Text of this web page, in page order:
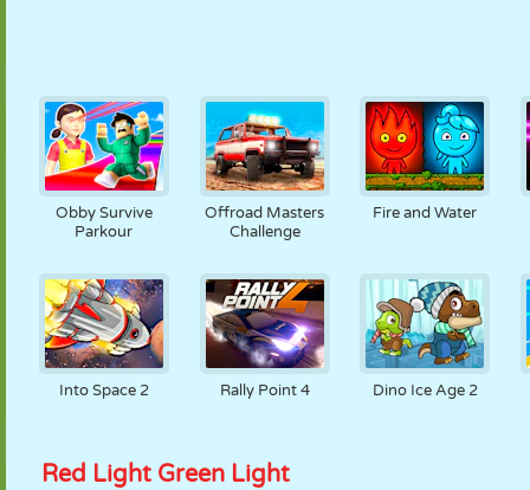
Obby Survive
Parkour
Offroad Masters
Challenge
Fire and Water
Into Space 2 Rally Point 4 Dino Ice Age 2
Red Light Green Light